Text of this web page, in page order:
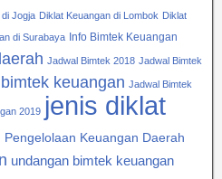
Jogja Diklat Keuangan di Lombok Diklat
di Surabaya Info Bimtek Keuangan
Jadwal Bimtek 2018 Jadwal Bimtek
keuangan Jadwal Bimtek
2019 jenis diklat
Pengelolaan Keuangan Daerah
undangan bimtek keuangan